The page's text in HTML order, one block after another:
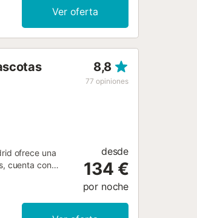
ofrece una
Hay
Ver oferta
8,8
77 opiniones
ofrece una
cuenta con
bajo
al aire libre
desde
134 €
por noche